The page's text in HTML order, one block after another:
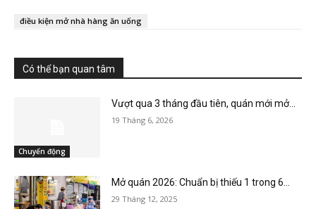
điều kiện mở nhà hàng ăn uống
Có thể bạn quan tâm
Chuyển động
Vượt qua 3 tháng đầu tiên, quán mới mở...
19 Tháng 6, 2026
Mở quán 2026: Chuẩn bị thiếu 1 trong 6...
29 Tháng 12, 2025